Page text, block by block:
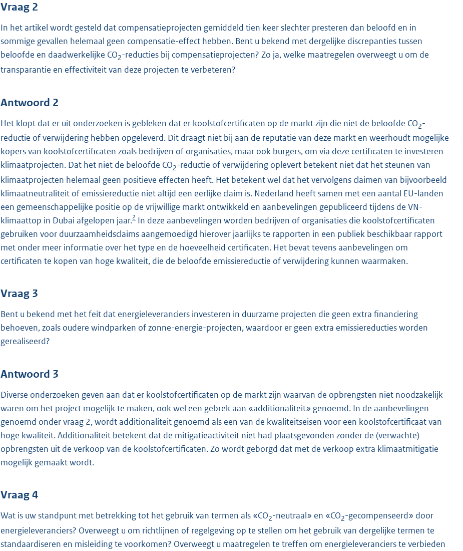
Vraag 2
In het artikel wordt gesteld dat compensatieprojecten gemiddeld tien keer slechter presteren dan beloofd en in
sommige gevallen helemaal geen compensatie-effect hebben. Bent u bekend met dergelijke discrepanties tussen
beloofde en daadwerkelijke CO2-reducties bij compensatieprojecten? Zo ja, welke maatregelen overweegt u om de
transparantie en effectiviteit van deze projecten te verbeteren?
Antwoord 2
Het klopt dat er uit onderzoeken is gebleken dat er koolstofcertificaten op de markt zijn die niet de beloofde CO2-
reductie of verwijdering hebben opgeleverd. Dit draagt niet bij aan de reputatie van deze markt en weerhoudt mogelijke
kopers van koolstofcertificaten zoals bedrijven of organisaties, maar ook burgers, om via deze certificaten te investeren
klimaatprojecten. Dat het niet de beloofde CO2-reductie of verwijdering oplevert betekent niet dat het steunen van
klimaatprojecten helemaal geen positieve effecten heeft. Het betekent wel dat het vervolgens claimen van bijvoorbeeld
klimaatneutraliteit of emissiereductie niet altijd een eerlijke claim is. Nederland heeft samen met een aantal EU-landen
een gemeenschappelijke positie op de vrijwillige markt ontwikkeld en aanbevelingen gepubliceerd tijdens de VN-
klimaattop in Dubai afgelopen jaar.2 In deze aanbevelingen worden bedrijven of organisaties die koolstofcertificaten
gebruiken voor duurzaamheidsclaims aangemoedigd hierover jaarlijks te rapporten in een publiek beschikbaar rapport
met onder meer informatie over het type en de hoeveelheid certificaten. Het bevat tevens aanbevelingen om
certificaten te kopen van hoge kwaliteit, die de beloofde emissiereductie of verwijdering kunnen waarmaken.
Vraag 3
Bent u bekend met het feit dat energieleveranciers investeren in duurzame projecten die geen extra financiering
behoeven, zoals oudere windparken of zonne-energie-projecten, waardoor er geen extra emissiereducties worden
gerealiseerd?
Antwoord 3
Diverse onderzoeken geven aan dat er koolstofcertificaten op de markt zijn waarvan de opbrengsten niet noodzakelijk
waren om het project mogelijk te maken, ook wel een gebrek aan «additionaliteit» genoemd. In de aanbevelingen
genoemd onder vraag 2, wordt additionaliteit genoemd als een van de kwaliteitseisen voor een koolstofcertificaat van
hoge kwaliteit. Additionaliteit betekent dat de mitigatieactiviteit niet had plaatsgevonden zonder de (verwachte)
opbrengsten uit de verkoop van de koolstofcertificaten. Zo wordt geborgd dat met de verkoop extra klimaatmitigatie
mogelijk gemaakt wordt.
Vraag 4
Wat is uw standpunt met betrekking tot het gebruik van termen als «CO2-neutraal» en «CO2-gecompenseerd» door
energieleveranciers? Overweegt u om richtlijnen of regelgeving op te stellen om het gebruik van dergelijke termen te
standaardiseren en misleiding te voorkomen? Overweegt u maatregelen te treffen om energieleveranciers te verbieden